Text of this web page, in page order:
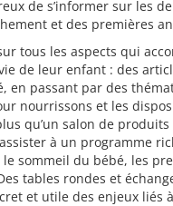
de s’informer sur les
et des premières
tous les aspects qui
de leur enfant : des
en passant par des
nourrissons et les
qu’un salon de produits
à un programme
sommeil du bébé, les
tables rondes et
et utile des enjeux liés